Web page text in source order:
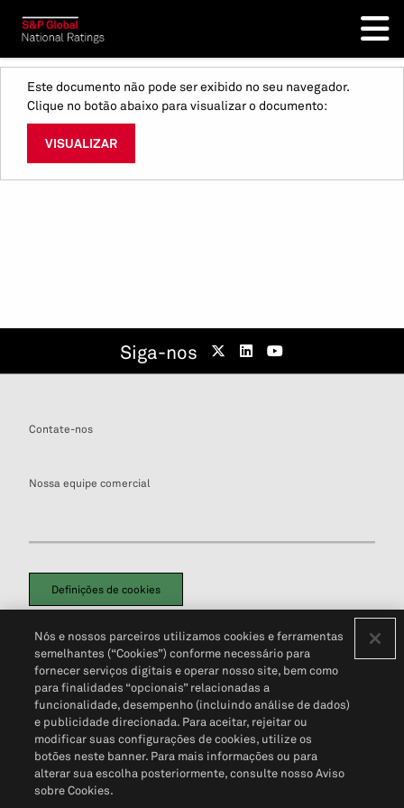
Este documento não pode ser exibido no seu navegador.
Clique no botão abaixo para visualizar o documento:
VISUALIZAR
Siga-nos
Contate-nos
Nossa equipe comercial
Definições de cookies
Política de PrivacidadePortal de privacidade do cliente (em inglês)
Não Venda Minhas Informações Pessoais© 2026 S&P Global
Nós e nossos parceiros utilizamos cookies e ferramentas
semelhantes (“Cookies”) conforme necessário para
fornecer serviços digitais e operar nosso site, bem como
para finalidades “opcionais” relacionadas a
funcionalidade, desempenho (incluindo análise de dados)
e publicidade direcionada. Para aceitar, rejeitar ou
modificar suas configurações de cookies, utilize os
botões neste banner. Para mais informações ou para
alterar sua escolha posteriormente, consulte nosso Aviso
sobre Cookies.